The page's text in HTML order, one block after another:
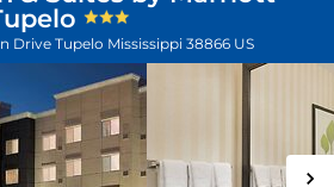
Drive Tupelo Mississippi 38866 US